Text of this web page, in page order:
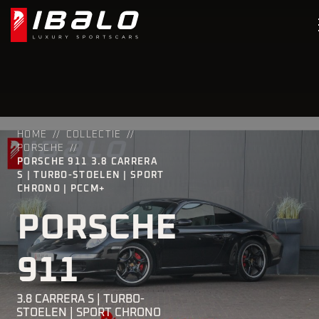
HOME
COLLECTIE
PORSCHE
PORSCHE 911 3.8 CARRERA
S | TURBO-STOELEN | SPORT
CHRONO | PCCM+
PORSCHE
911
3.8 CARRERA S | TURBO-
STOELEN | SPORT CHRONO